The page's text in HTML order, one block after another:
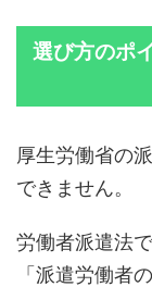
選び方のポ
厚生労働省の
できません。
労働者派遣法
「派遣労働者